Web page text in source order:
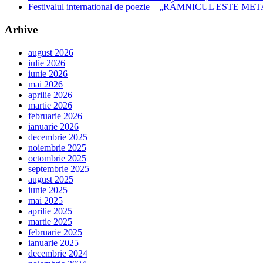
Festivalul international de poezie – „RÂMNICUL ESTE
Arhive
august 2026
iulie 2026
iunie 2026
mai 2026
aprilie 2026
martie 2026
februarie 2026
ianuarie 2026
decembrie 2025
noiembrie 2025
octombrie 2025
septembrie 2025
august 2025
iunie 2025
mai 2025
aprilie 2025
martie 2025
februarie 2025
ianuarie 2025
decembrie 2024